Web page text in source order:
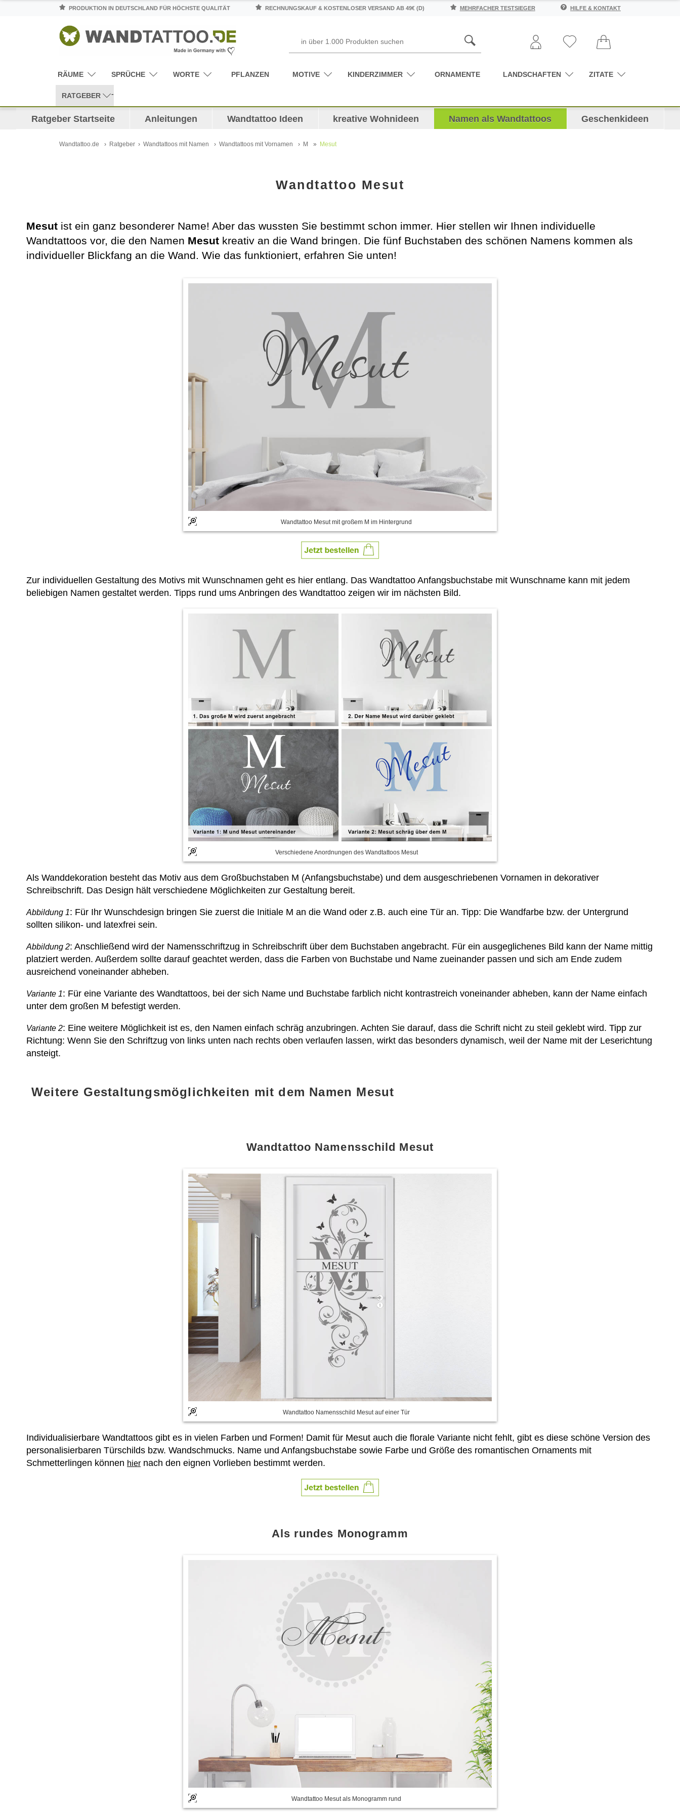
PRODUKTION IN DEUTSCHLAND FÜR HÖCHSTE QUALITÄT RECHNUNGSKAUF & KOSTENLOSER VERSAND AB 49€ (D) MEHRFACHER TESTSIEGER HILFE & KONTAKT
RÄUME SPRÜCHE WORTE PFLANZEN MOTIVE KINDERZIMMER ORNAMENTE LANDSCHAFTEN ZITATE
RATGEBER
Ratgeber Startseite Anleitungen Wandtattoo Ideen kreative Wohnideen Namen als Wandtattoos Geschenkideen
Wandtattoo.de Ratgeber Wandtattoos mit Namen Wandtattoos mit Vornamen M Mesut
Wandtattoo Mesut
Mesut ist ein ganz besonderer Name! Aber das wussten Sie bestimmt schon immer. Hier stellen wir Ihnen individuelle
Wandtattoos vor, die den Namen Mesut kreativ an die Wand bringen. Die fünf Buchstaben des schönen Namens kommen als
individueller Blickfang an die Wand. Wie das funktioniert, erfahren Sie unten!
Wandtattoo Mesut mit großem M im Hintergrund
Zur individuellen Gestaltung des Motivs mit Wunschnamen geht es hier entlang. Das Wandtattoo Anfangsbuchstabe mit Wunschname kann mit jedem
beliebigen Namen gestaltet werden. Tipps rund ums Anbringen des Wandtattoo zeigen wir im nächsten Bild.
Verschiedene Anordnungen des Wandtattoos Mesut
Als Wanddekoration besteht das Motiv aus dem Großbuchstaben M (Anfangsbuchstabe) und dem ausgeschriebenen Vornamen in dekorativer
Schreibschrift. Das Design hält verschiedene Möglichkeiten zur Gestaltung bereit.
Abbildung 1: Für Ihr Wunschdesign bringen Sie zuerst die Initiale M an die Wand oder z.B. auch eine Tür an. Tipp: Die Wandfarbe bzw. der Untergrund
sollten silikon- und latexfrei sein.
Abbildung 2: Anschließend wird der Namensschriftzug in Schreibschrift über dem Buchstaben angebracht. Für ein ausgeglichenes Bild kann der Name mittig
platziert werden. Außerdem sollte darauf geachtet werden, dass die Farben von Buchstabe und Name zueinander passen und sich am Ende zudem
ausreichend voneinander abheben.
Variante 1: Für eine Variante des Wandtattoos, bei der sich Name und Buchstabe farblich nicht kontrastreich voneinander abheben, kann der Name einfach
unter dem großen M befestigt werden.
Variante 2: Eine weitere Möglichkeit ist es, den Namen einfach schräg anzubringen. Achten Sie darauf, dass die Schrift nicht zu steil geklebt wird. Tipp zur
Richtung: Wenn Sie den Schriftzug von links unten nach rechts oben verlaufen lassen, wirkt das besonders dynamisch, weil der Name mit der Leserichtung
ansteigt.
Weitere Gestaltungsmöglichkeiten mit dem Namen Mesut
Wandtattoo Namensschild Mesut
Wandtattoo Namensschild Mesut auf einer Tür
Individualisierbare Wandtattoos gibt es in vielen Farben und Formen! Damit für Mesut auch die florale Variante nicht fehlt, gibt es diese schöne Version des
personalisierbaren Türschilds bzw. Wandschmucks. Name und Anfangsbuchstabe sowie Farbe und Größe des romantischen Ornaments mit
Schmetterlingen können hier nach den eignen Vorlieben bestimmt werden.
Als rundes Monogramm
Wandtattoo Mesut als Monogramm rund